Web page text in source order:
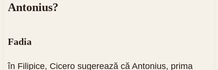
Antonius?
Fadia
în Filipice, Cicero sugerează că Antonius, prima